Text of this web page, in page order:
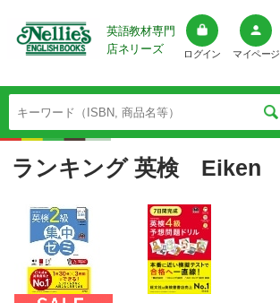
英語教材専門
店ネリーズ
ログイン マイページ
ランキング 英検 Eiken